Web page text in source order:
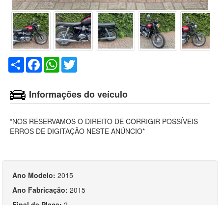
Compartilhar
FacebookWhatsApp
Informações do veículo
*NOS RESERVAMOS O DIREITO DE CORRIGIR POSSÍVEIS
ERROS DE DIGITAÇÃO NESTE ANÚNCIO*
Ano Modelo: 2015
Ano Fabricação: 2015